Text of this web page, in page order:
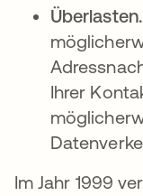
Überlasten.
Ihrer
Im Jahr 1999